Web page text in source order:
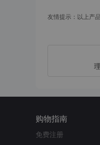
友情提示：以上产
购物指南
免费注册